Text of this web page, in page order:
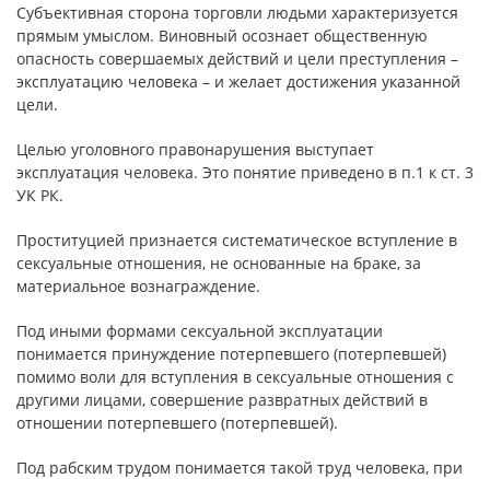
Субъективная сторона торговли людьми характеризуется
прямым умыслом. Виновный осознает общественную
опасность совершаемых действий и цели преступления –
эксплуатацию человека – и желает достижения указанной
цели.
Целью уголовного правонарушения выступает
эксплуатация человека. Это понятие приведено в п.1 к ст. 3
УК РК.
Проституцией признается систематическое вступление в
сексуальные отношения, не основанные на браке, за
материальное вознаграждение.
Под иными формами сексуальной эксплуатации
понимается принуждение потерпевшего (потерпевшей)
помимо воли для вступления в сексуальные отношения с
другими лицами, совершение развратных действий в
отношении потерпевшего (потерпевшей).
Под рабским трудом понимается такой труд человека, при